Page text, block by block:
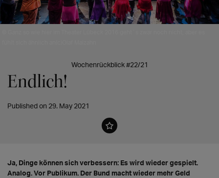
Wochenrückblick #22/21
Endlich!
Published on 29. May 2021
Ja, Dinge können sich verbessern: Es wird wieder gespielt.
Analog. Vor Publikum. Der Bund macht wieder mehr Geld